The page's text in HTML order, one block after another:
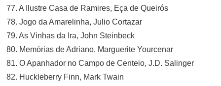
77. A Ilustre Casa de Ramires, Eça de Queirós
78. Jogo da Amarelinha, Julio Cortazar
79. As Vinhas da Ira, John Steinbeck
80. Memórias de Adriano, Marguerite Yourcenar
81. O Apanhador no Campo de Centeio, J.D. Salinger
82. Huckleberry Finn, Mark Twain